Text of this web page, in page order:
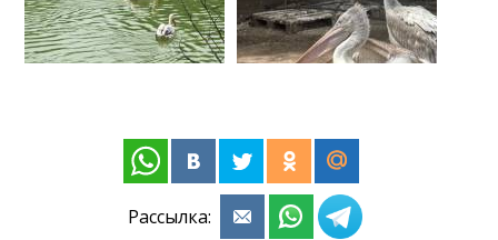
Рассылка: